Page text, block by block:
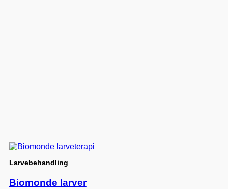
Larvebehandling
Biomonde larver